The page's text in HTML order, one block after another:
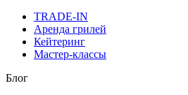
TRADE-IN
Аренда грилей
Кейтеринг
Мастер-классы
Блог